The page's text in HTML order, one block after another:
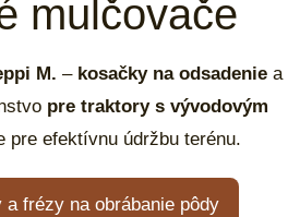
mulčovače
M. – kosačky na odsadenie a
pre traktory s vývodovým
pre efektívnu údržbu terénu.
a frézy na obrábanie pôdy